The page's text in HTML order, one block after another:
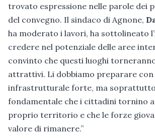
trovato espressione nelle parole dei
del convegno. Il sindaco di Agnone,
ha moderato i lavori, ha sottolineato
credere nel potenziale delle aree
convinto che questi luoghi
attrattivi. Li dobbiamo preparare
infrastrutturale forte, ma
fondamentale che i cittadini tornino
proprio territorio e che le forze
valore di rimanere.”